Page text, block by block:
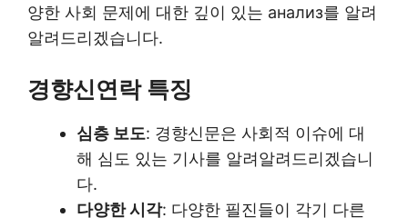
양한 사회 문제에 대한 깊이 있는 анализ를 알려
알려드리겠습니다.
경향신연락 특징
심층 보도: 경향신문은 사회적 이슈에 대
해 심도 있는 기사를 알려알려드리겠습니
다.
다양한 시각: 다양한 필진들이 각기 다른